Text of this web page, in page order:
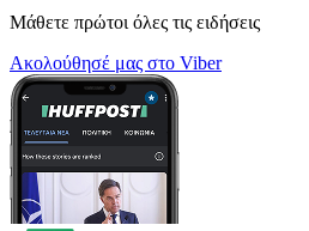
Μάθετε πρώτοι όλες τις ειδήσεις
Ακολούθησέ μας στο Viber